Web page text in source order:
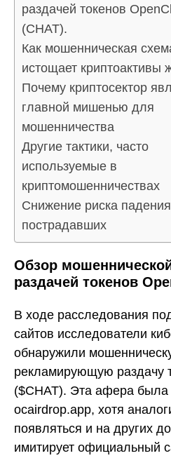
раздачей токенов
(CHAT).
Как мошенническая
истощает криптоактивы
Почему криптосектор
главной мишенью для
мошенничества
Другие тактики, часто
используемые в
криптомошенничествах
Снижение риска
пострадавших
Обзор
раздачей токенов
В ходе расследования
сайтов исследователи
обнаружили
рекламирующую раздачу
($CHAT). Эта афера была
ocairdrop.app, хотя
появляться и на других
имитирует официальный